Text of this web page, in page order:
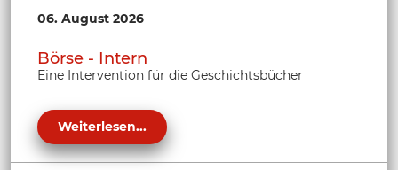
06. August 2026
Börse - Intern
Eine Intervention für die Geschichtsbücher
Weiterlesen...